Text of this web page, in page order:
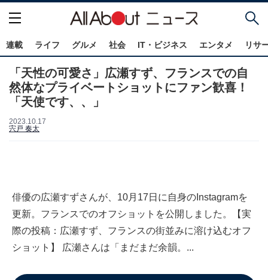
連載 ライフ グルメ 社会 IT・ビジネス エンタメ リサ
「天性の可愛さ」広瀬すず、フランスでの自
然体なプライベートショットにファン歓喜！
「天使です、、」
2023.10.17
宍戸 奏太
俳優の広瀬すずさんが、10月17日に自身のInstagramを
更新。フランスでのオフショットを公開しました。【実
際の投稿：広瀬すず、フランスの街並みに溶け込むオフ
ショット】 広瀬さんは「まだまだ余韻。...